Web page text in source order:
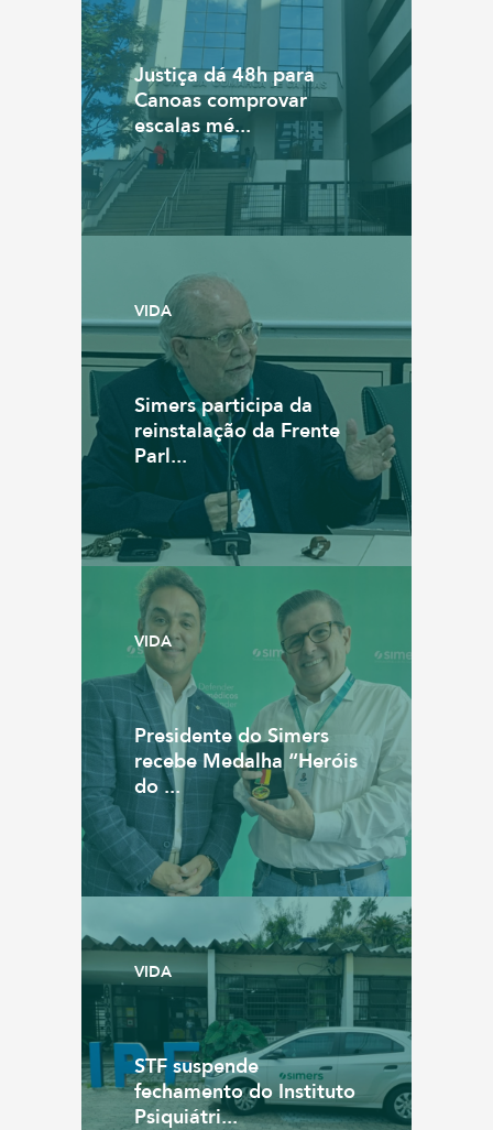
Justiça dá 48h para
Canoas comprovar
escalas mé...
VIDA
Simers participa da
reinstalação da Frente
Parl...
VIDA
Presidente do Simers
recebe Medalha “Heróis
do ...
VIDA
STF suspende
fechamento do Instituto
Psiquiátri...